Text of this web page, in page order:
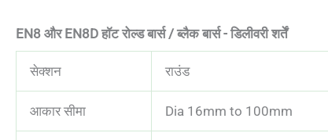
EN8 और EN8D हॉट रोल्ड बार्स / ब्लैक बार्स - डिलीवरी शर्तें
सेक्शन राउंड
आकार सीमा Dia 16mm to 100mm